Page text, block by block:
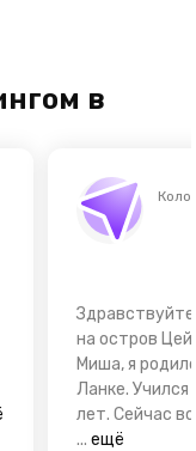
в
на остров
Миша, я
Ланке. Учился
лет. Сейчас
... ещё